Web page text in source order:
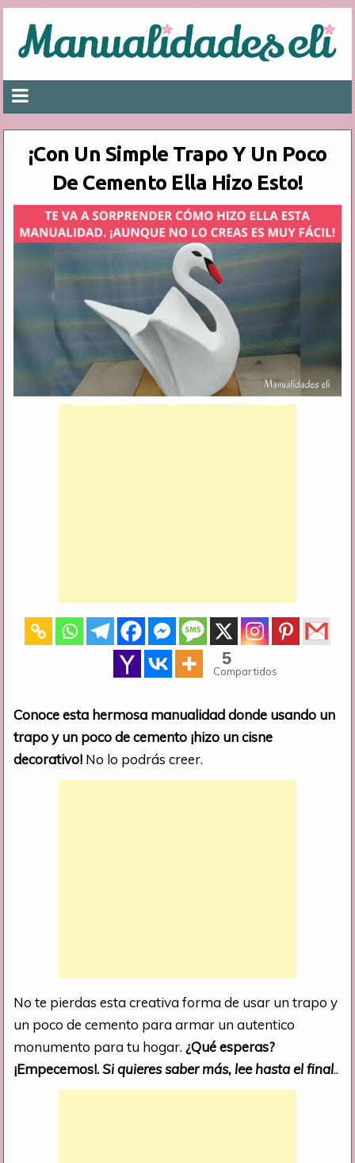
¡Con Un Simple Trapo Y Un Poco
De Cemento Ella Hizo Esto!
5
Compartidos
Conoce esta hermosa manualidad donde usando un
trapo y un poco de cemento ¡hizo un cisne
decorativo! No lo podrás creer.
No te pierdas esta creativa forma de usar un trapo y
un poco de cemento para armar un autentico
monumento para tu hogar. ¿Qué esperas?
¡Empecemos!.Si quieres saber más, lee hasta el final..